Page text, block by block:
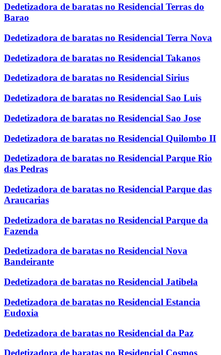
Dedetizadora de baratas no Residencial Terras do
Barao
Dedetizadora de baratas no Residencial Terra Nova
Dedetizadora de baratas no Residencial Takanos
Dedetizadora de baratas no Residencial Sirius
Dedetizadora de baratas no Residencial Sao Luis
Dedetizadora de baratas no Residencial Sao Jose
Dedetizadora de baratas no Residencial Quilombo II
Dedetizadora de baratas no Residencial Parque Rio
das Pedras
Dedetizadora de baratas no Residencial Parque das
Araucarias
Dedetizadora de baratas no Residencial Parque da
Fazenda
Dedetizadora de baratas no Residencial Nova
Bandeirante
Dedetizadora de baratas no Residencial Jatibela
Dedetizadora de baratas no Residencial Estancia
Eudoxia
Dedetizadora de baratas no Residencial da Paz
Dedetizadora de baratas no Residencial Cosmos